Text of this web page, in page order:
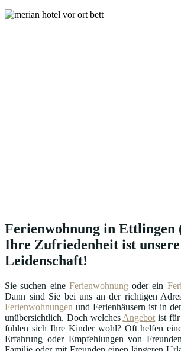
Ferienwohnung in Ettlingen
Ihre Zufriedenheit ist unsere
Leidenschaft!
Sie suchen eine Ferienwohnung oder ein
Dann sind Sie bei uns an der richtigen
Ferienwohnungen und Ferienhäusern ist in
unübersichtlich. Doch welches Angebot ist für
fühlen sich Ihre Kinder wohl? Oft helfen
Erfahrung oder Empfehlungen von